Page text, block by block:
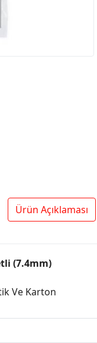
Ürün Açıklaması
(7.4mm)
Ve Karton